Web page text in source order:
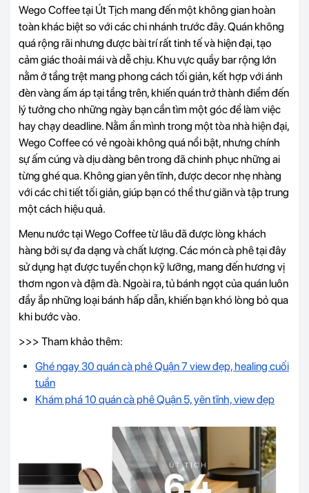
Wego Coffee tại Út Tịch mang đến một không gian hoàn
toàn khác biệt so với các chi nhánh trước đây. Quán không
quá rộng rãi nhưng được bài trí rất tinh tế và hiện đại, tạo
cảm giác thoải mái và dễ chịu. Khu vực quầy bar rộng lớn
nằm ở tầng trệt mang phong cách tối giản, kết hợp với ánh
đèn vàng ấm áp tại tầng trên, khiến quán trở thành điểm đến
lý tưởng cho những ngày bạn cần tìm một góc để làm việc
hay chạy deadline. Nằm ẩn mình trong một tòa nhà hiện đại,
Wego Coffee có vẻ ngoài không quá nổi bật, nhưng chính
sự ấm cúng và dịu dàng bên trong đã chinh phục những ai
từng ghé qua. Không gian yên tĩnh, được decor nhẹ nhàng
với các chi tiết tối giản, giúp bạn có thể thư giãn và tập trung
một cách hiệu quả.
Menu nước tại Wego Coffee từ lâu đã được lòng khách
hàng bởi sự đa dạng và chất lượng. Các món cà phê tại đây
sử dụng hạt được tuyển chọn kỹ lưỡng, mang đến hương vị
thơm ngon và đậm đà. Ngoài ra, tủ bánh ngọt của quán luôn
đầy ắp những loại bánh hấp dẫn, khiến bạn khó lòng bỏ qua
khi bước vào.
>>> Tham khảo thêm:
Ghé ngay 30 quán cà phê Quận 7 view đẹp, healing cuối
tuần
Khám phá 10 quán cà phê Quận 5, yên tĩnh, view đẹp